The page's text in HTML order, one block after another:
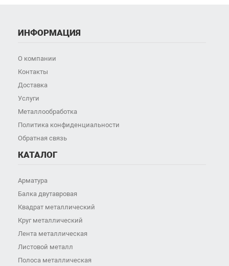
ИНФОРМАЦИЯ
О компании
Контакты
Доставка
Услуги
Металлообработка
Политика конфиденциальности
Обратная связь
КАТАЛОГ
Арматура
Балка двутавровая
Квадрат металлический
Круг металлический
Лента металлическая
Листовой металл
Полоса металлическая